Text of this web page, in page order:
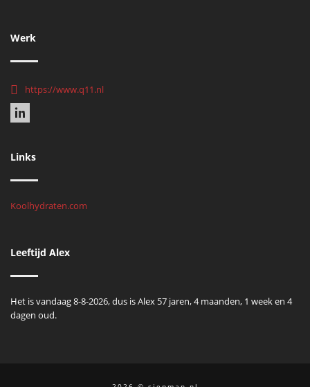
Werk
https://www.q11.nl
Links
Koolhydraten.com
Leeftijd Alex
Het is vandaag 8-8-2026, dus is Alex 57 jaren, 4 maanden, 1 week en 4
dagen oud.